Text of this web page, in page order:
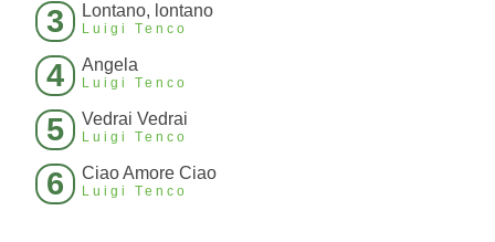
3 Lontano, lontano
Luigi Tenco
4 Angela
Luigi Tenco
5 Vedrai Vedrai
Luigi Tenco
6 Ciao Amore Ciao
Luigi Tenco